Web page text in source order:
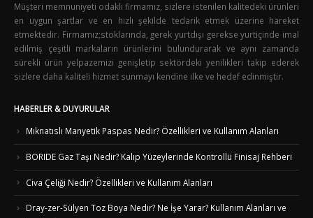
Müşteri memnuniyeti odaklı firmamız, sizlere istenilen kalitedeki ürünleri
en uygun şartlar ve en hızlı şekilde tedarik etmek üzerine hareket
etmektedir. Firmamız;stoklarında, gerek yurtdışı gerekse yurtiçinde imal
edilmiş çeşitli markaların ürünlerini bulundurarak ve aynı zamanda
sürekli ürün yelpazemizi genişletip sektördeki yenilikleri takip ederek
sizlere daha kaliteli hizmet sunmayı kendine ilke ve hedef edinmiştir.
HABERLER & DUYURULAR
Mıknatıslı Manyetik Paspas Nedir? Özellikleri ve Kullanım Alanları
BORIDE Gaz Taşı Nedir? Kalıp Yüzeylerinde Kontrollü Finisaj Rehberi
Civa Çeliği Nedir? Özellikleri ve Kullanım Alanları
Dray-zer-Sülyen Toz Boya Nedir? Ne İşe Yarar? Kullanım Alanları ve